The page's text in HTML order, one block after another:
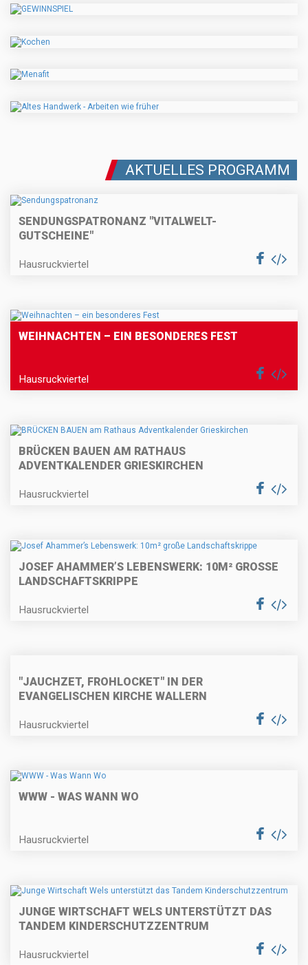
AKTUELLES PROGRAMM
SENDUNGSPATRONANZ "VITALWELT-
GUTSCHEINE"
Hausruckviertel
WEIHNACHTEN – EIN BESONDERES FEST
Hausruckviertel
BRÜCKEN BAUEN AM RATHAUS
ADVENTKALENDER GRIESKIRCHEN
Hausruckviertel
JOSEF AHAMMER’S LEBENSWERK: 10M² GROSSE L
ANDSCHAFTSKRIPPE
Hausruckviertel
"JAUCHZET, FROHLOCKET" IN DER
EVANGELISCHEN KIRCHE WALLERN
Hausruckviertel
WWW - WAS WANN WO
Hausruckviertel
JUNGE WIRTSCHAFT WELS UNTERSTÜTZT DAS
TANDEM KINDERSCHUTZZENTRUM
Hausruckviertel